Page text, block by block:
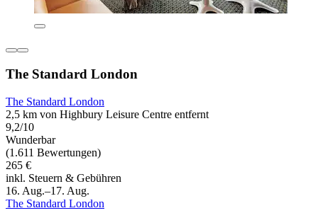
The Standard London
The Standard London
2,5 km von Highbury Leisure Centre entfernt
9,2/10
Wunderbar
(1.611 Bewertungen)
265 €
inkl. Steuern & Gebühren
16. Aug.–17. Aug.
The Standard London